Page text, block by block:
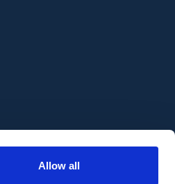
Allow all